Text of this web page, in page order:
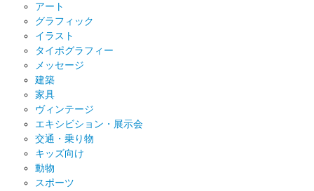
アート
グラフィック
イラスト
タイポグラフィー
メッセージ
建築
家具
ヴィンテージ
エキシビション・展示会
交通・乗り物
キッズ向け
動物
スポーツ